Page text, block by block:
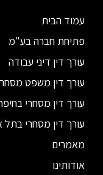
עמוד הבית
פתיחת חברה בע"מ
עורך דין דיני עבודה
עורך דין משפט
עורך דין מסחרי
עורך דין מסחרי בתל
מאמרים
אודותינו